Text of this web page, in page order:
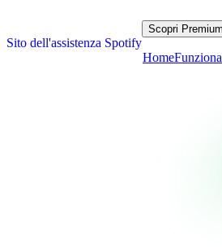
Sito dell'assistenza Spotify
Scopri Premium
Home